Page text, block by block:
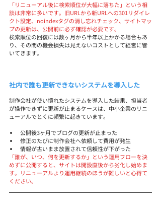
「リニューアル後に検索順位が大幅に落ちた」という相
談は非常に多いです。旧URLから新URLへの301リダイレ
クト設定、noindexタグの消し忘れチェック、サイトマッ
プの更新は、公開前に必ず確認が必要です。
検索順位の回復には数ヶ月から半年以上かかる場合もあ
り、その間の機会損失は見えないコストとして経営に響
いてきます。
社内で誰も更新できないシステムを導入した
制作会社が使い慣れたシステムを導入した結果、担当者
が操作できずに更新が止まるケースは、中小企業のリニ
ューアルでとくに頻繁に起きています。
公開後3ヶ月でブログの更新が止まった
修正のたびに制作会社へ依頼して費用が発生
情報が古いまま放置されて信頼性が下がった
「誰が、いつ、何を更新するか」という運用フローを決
めずに公開すると、サイトは開設直後から劣化し始めま
す。リニューアルより運用継続のほうが難しいと心得て
ください。